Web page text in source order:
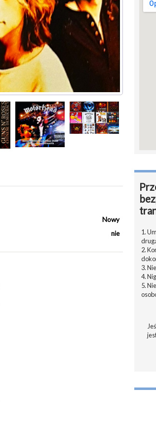
Nowy
nie
1.
2.
3.
4.
5.